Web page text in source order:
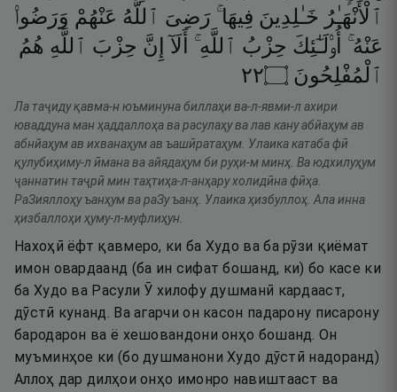
ٱلْأَنْهَـٰرُ خَـٰلِدِينَ فِيهَا ۚ رَضِىَ ٱللَّهُ عَنْهُمْ وَرَضُوا۟
عَنْهُ ۚ أُو۟لَـٰٓئِكَ حِزْبُ ٱللَّهِ ۚ أَلَآ إِنَّ حِزْبَ ٱللَّهِ هُمُ
ٱلْمُفْلِحُونَ ۝٢٢
Ла таҷиду қавма-н юъминуна биллаҳи ва-л-явми-л ахири
юваддуна ман ҳаддаллоҳа ва расулаҳу ва лав кану абйаҳум ав
абнйаҳум ав ихванаҳум ав ъашӣратаҳум. Улаика катаба фӣ
қулубиҳиму-л ӣмана ва айядаҳум би руҳи-м минҳ. Ва юдхилуҳум
ҷаннатин таҷрӣ мин таҳтиҳа-л-анҳару холидӣна фӣҳа.
РаЗияллоҳу ъанҳум ва раЗу ъанҳ. Улаика ҳизбуллоҳ. Ала инна
ҳизбаллоҳи ҳуму-л-муфлиҳун.
Нахоҳӣ ёфт қавмеро, ки ба Худо ва ба рӯзи қиёмат
имон овардаанд (ба ин сифат бошанд, ки) бо касе ки
ба Худо ва Расули Ӯ хилофу душманӣ кардааст,
дӯстӣ кунанд. Ва агарчи он касон падарону писарону
бародарон ва ё хешовандони онҳо бошанд. Он
муъминҳое ки (бо душманони Худо дӯстӣ надоранд)
Аллоҳ дар дилҳои онҳо имонро навиштааст ва